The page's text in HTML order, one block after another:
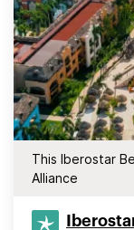
This Iberostar
Alliance